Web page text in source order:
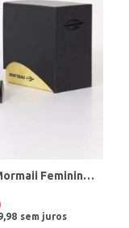
Relógio Mormaii Feminino PRATA
98